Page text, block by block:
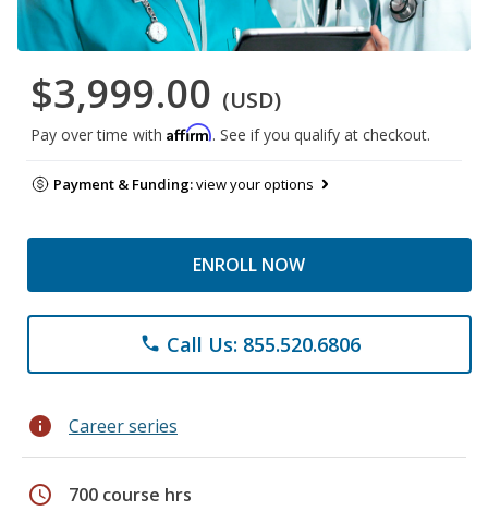
$3,999.00 (USD)
Pay over time with Affirm. See if you qualify at checkout.
Payment & Funding:view your options
ENROLL NOW
phone Call Us: 855.520.6806
info Career series
schedule 700 course hrs